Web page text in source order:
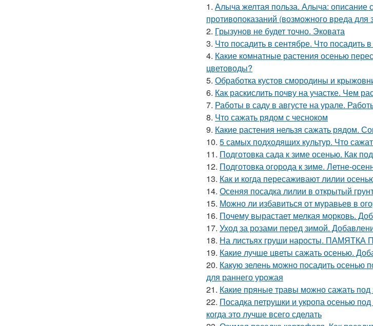
1. Алыча желтая польза. Алыча: описание
противопоказаний (возможного вреда для
2. Грызунов не будет точно. Эковата
3. Что посадить в сентябре. Что посадить
4. Какие комнатные растения осенью
цветоводы?
5. Обработка кустов смородины и
6. Как раскислить почву на участке. Чем
7. Работы в саду в августе на урале.
8. Что сажать рядом с чесноком
9. Какие растения нельзя сажать рядом.
10. 5 самых подходящих культур. Что
11. Подготовка сада к зиме осенью. Как
12. Подготовка огорода к зиме. Летне-
13. Как и когда пересаживают лилии
14. Осеняя посадка лилии в открытый
15. Можно ли избавиться от муравьев в
16. Почему вырастает мелкая морковь.
17. Уход за розами перед зимой.
18. На листьях груши наросты.
19. Какие лучше цветы сажать осенью.
20. Какую зелень можно посадить осенью
для раннего урожая
21. Какие пряные травы можно сажать
22. Посадка петрушки и укропа осенью
когда это лучше всего сделать